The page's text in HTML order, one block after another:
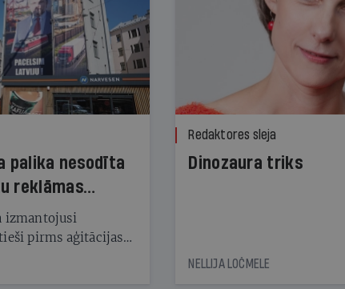
palika nesodīta
reklāmas
izmantojusi
pirms aģitācijas
summu, kas
Redaktores sleja
Dinozaura triks
NELLIJA LOČMELE